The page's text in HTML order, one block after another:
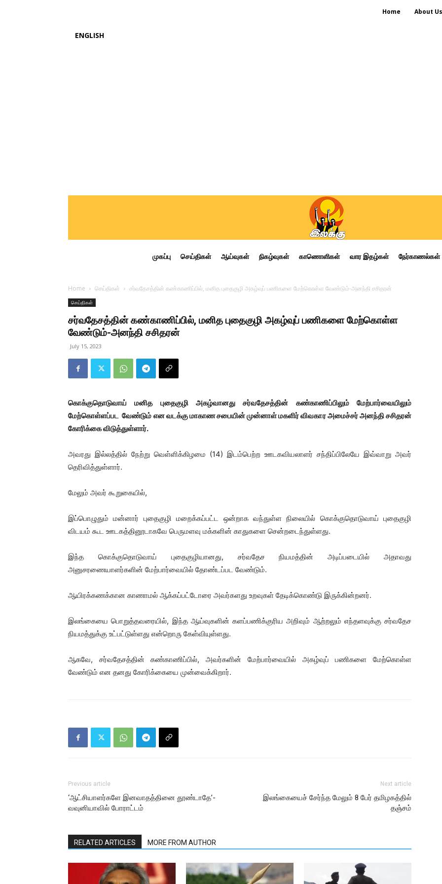
Home About Us
ENGLISH
முகப்பு செய்திகள் ஆய்வுகள் நிகழ்வுகள் காணொளிகள் வார இதழ்கள் நேர்காணல்கள்
Home செய்திகள் சர்வதேசத்தின் கண்காணிப்பில், மனித புதைகுழி அகழ்வுப் பணிகளை மேற்கொள்ள வேண்டும்-அனந்தி சசிதரன்
செய்திகள்
சர்வதேசத்தின் கண்காணிப்பில், மனித புதைகுழி அகழ்வுப் பணிகளை மேற்கொள்ள
வேண்டும்-அனந்தி சசிதரன்
July 15, 2023
கொக்குதொடுவாய் மனித புதைகுழி அகழ்வானது சர்வதேசத்தின் கண்காணிப்பிலும் மேற்பார்வையிலும்
மேற்கொள்ளப்பட வேண்டும் என வடக்கு மாகாண சபையின் முன்னாள் மகளிர் விவகார அமைச்சர் அனந்தி சசிதரன்
கோரிக்கை விடுத்துள்ளார்.
அவரது இல்லத்தில் நேற்று வெள்ளிக்கிழமை (14) இடம்பெற்ற ஊடகவியலாளர் சந்திப்பிலேயே இவ்வாறு அவர்
தெரிவித்துள்ளார்.
மேலும் அவர் கூறுகையில்,
இப்பொழுதும் மன்னார் புதைகுழி மறைக்கப்பட்ட ஒன்றாக வந்துள்ள நிலையில் கொக்குதொடுவாய் புதைகுழி
விடயம் கூட ஊடகத்தினூடாகவே பெருமளவு மக்களின் காதுகளை சென்றடைந்துள்ளது.
இந்த கொக்குதொடுவாய் புதைகுழியானது, சர்வதேச நியமத்தின் அடிப்படையில் அதாவது
அனுசரணையாளர்களின் மேற்பார்வையில் தோண்டப்பட வேண்டும்.
ஆயிரக்கணக்கான காணாமல் ஆக்கப்பட்டோரை அவர்களது உறவுகள் தேடிக்கொண்டு இருக்கின்றனர்.
இலங்கையை பொறுத்தவரையில், இந்த ஆய்வுகளின் களப்பணிக்குரிய அறிவும் ஆற்றலும் எந்தளவுக்கு சர்வதேச
நியமத்துக்கு உட்பட்டுள்ளது என்றொரு கேள்வியுள்ளது.
ஆகவே, சர்வதேசத்தின் கண்காணிப்பில், அவர்களின் மேற்பார்வையில் அகழ்வுப் பணிகளை மேற்கொள்ள
வேண்டும் என தனது கோரிக்கையை முன்வைக்கிறார்.
Previous article
‘ஆட்சியாளர்களே இனவாதத்தினை தூண்டாதே’-
வவுனியாவில் போராட்டம்
Next article
இலங்கையைச் சேர்ந்த மேலும் 8 பேர் தமிழகத்தில்
தஞ்சம்
RELATED ARTICLES MORE FROM AUTHOR